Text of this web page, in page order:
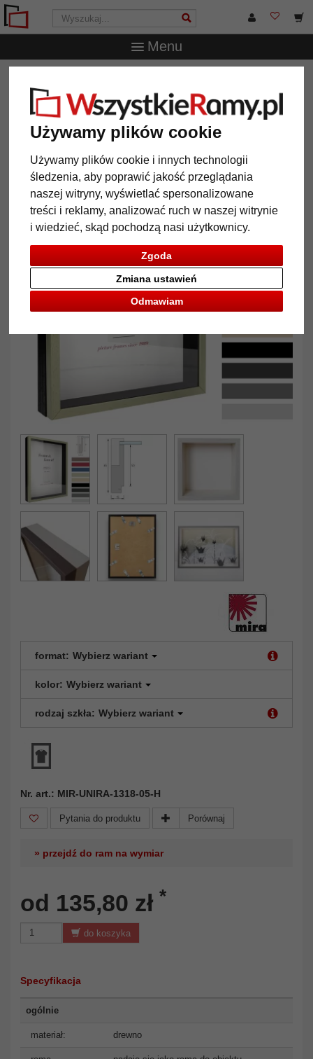
Używamy plików cookie
Używamy plików cookie i innych technologii
śledzenia, aby poprawić jakość przeglądania
naszej witryny, wyświetlać spersonalizowane
treści i reklamy, analizować ruch w naszej witrynie
i wiedzieć, skąd pochodzą nasi użytkownicy.
Zgoda
Odmawiam
Zmiana ustawień
Menu
Unibox
Rama do obrazów Unibox
Powrót
format: Wybierz wariant
kolor: Wybierz wariant
rodzaj szkła: Wybierz wariant
Nr. art.: MIR-UNIRA-1318-05-H
Pytania do produktu Porównaj
» przejdź do ram na wymiar
od 135,80 zł *
do koszyka
Specyfikacja
ogólnie
materiał: drewno